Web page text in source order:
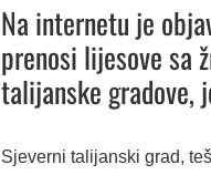
Na internetu je
prenosi lijesove sa
talijanske gradove,
Sjeverni talijanski grad,